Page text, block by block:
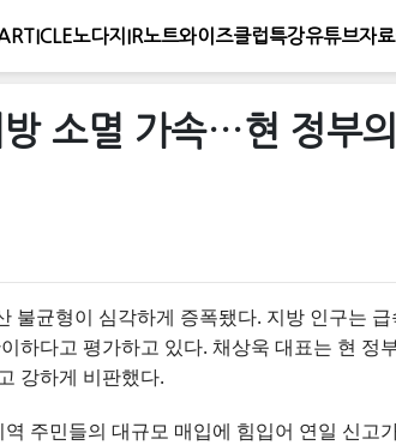
노다지IR노트와이즈클럽 특강유튜브자
소멸 가속…현 정부의
불균형이 심각하게 증폭됐다. 지방 인구는
하다고 평가하고 있다. 채상욱 대표는 현 정
강하게 비판했다.
주민들의 대규모 매입에 힘입어 연일 신고